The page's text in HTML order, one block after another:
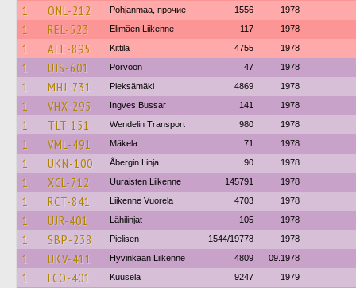
1 ONL-212 Pohjanmaa, прочие 1556 1978
1 REL-523 Elimäen Liikenne 117 1978
1 ALE-895 Kittilä 4755 1978
1 UJS-601 Porvoon 47 1978
1 MHJ-731 Pieksämäki 4869 1978
1 VHX-295 Ingves Bussar 141 1978
1 TLT-151 Wendelin Transport 980 1978
1 VML-491 Mäkela 71 1978
1 UKN-100 Åbergin Linja 90 1978
1 XCL-712 Uuraisten Liikenne 145791 1978
1 RCT-841 Liikenne Vuorela 4703 1978
1 UJR-401 Lähilinjat 105 1978
1 SBP-238 Pielisen 1544/19778 1978
1 UKV-411 Hyvinkään Liikenne 4809 09.1978
1 LCO-401 Kuusela 9247 1979